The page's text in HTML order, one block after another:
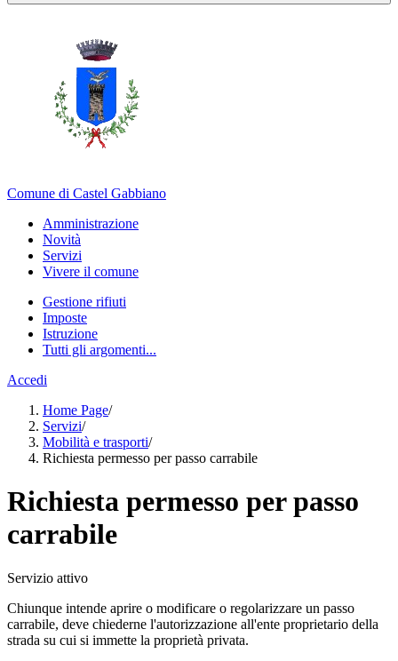
Comune di Castel Gabbiano
Amministrazione
Novità
Servizi
Vivere il comune
Gestione rifiuti
Imposte
Istruzione
Tutti gli argomenti...
Accedi
Home Page/
Servizi/
Mobilità e trasporti/
Richiesta permesso per passo carrabile
Richiesta permesso per passo
carrabile
Servizio attivo
Chiunque intende aprire o modificare o regolarizzare un passo
carrabile, deve chiederne l'autorizzazione all'ente proprietario della
strada su cui si immette la proprietà privata.